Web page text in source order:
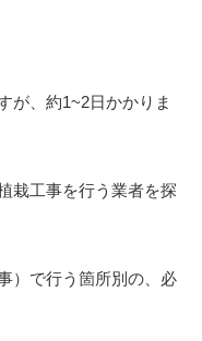
が、約1~2日かかりま
栽工事を行う業者を探
）で行う箇所別の、必